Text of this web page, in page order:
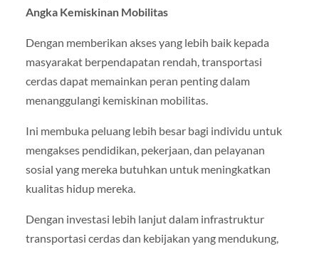
Angka Kemiskinan Mobilitas
Dengan memberikan akses yang lebih baik kepada
masyarakat berpendapatan rendah, transportasi
cerdas dapat memainkan peran penting dalam
menanggulangi kemiskinan mobilitas.
Ini membuka peluang lebih besar bagi individu untuk
mengakses pendidikan, pekerjaan, dan pelayanan
sosial yang mereka butuhkan untuk meningkatkan
kualitas hidup mereka.
Dengan investasi lebih lanjut dalam infrastruktur
transportasi cerdas dan kebijakan yang mendukung,